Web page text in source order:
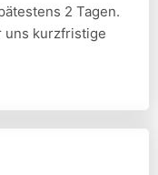
2 Tagen.
uns kurzfristige